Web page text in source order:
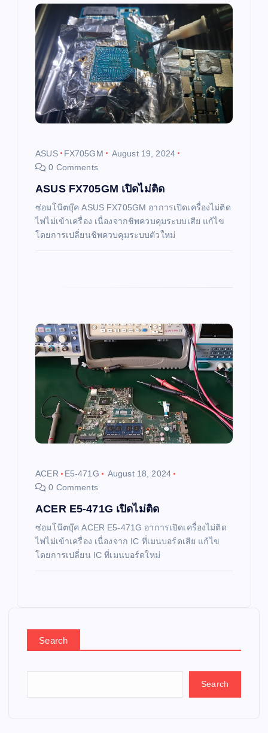
ASUS FX705GM
August 19, 2024
0 Comments
ASUS FX705GM เปิดไม่ติด
ซ่อมโน๊ตบุ๊ค ASUS FX705GM อาการเปิดเครื่องไม่ติด
ไฟไม่เข้าเครื่อง เนื่องจากชิพควบคุมระบบเสีย แก้ไข
โดยการเปลี่ยนชิพควบคุมระบบตัวใหม่
ACER E5-471G
August 18, 2024
0 Comments
ACER E5-471G เปิดไม่ติด
ซ่อมโน๊ตบุ๊ค ACER E5-471G อาการเปิดเครื่องไม่ติด
ไฟไม่เข้าเครื่อง เนื่องจาก IC ที่เมนบอร์ดเสีย แก้ไข
โดยการเปลี่ยน IC ที่เมนบอร์ดใหม่
Search
Search